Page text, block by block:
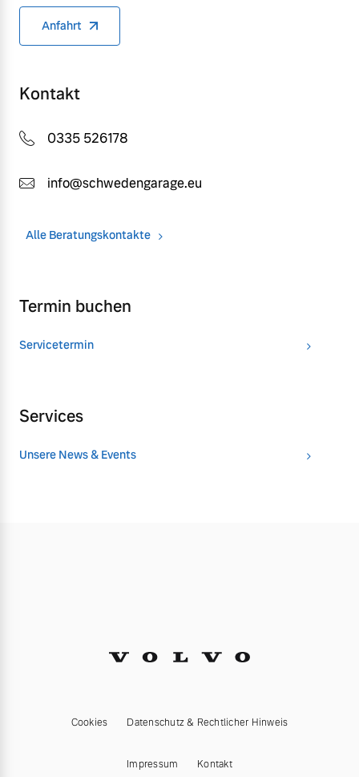
Anfahrt
Kontakt
0335 526178
info@schwedengarage.eu
Alle Beratungskontakte
Termin buchen
Servicetermin
Services
Unsere News & Events
Cookies Datenschutz & Rechtlicher Hinweis
Impressum Kontakt